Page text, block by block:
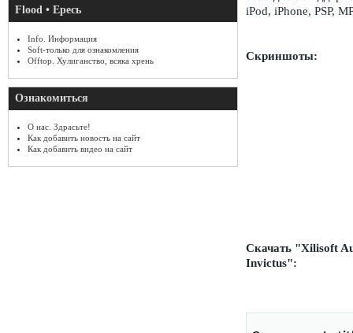
Flood • Ересь
Info. Информация
Soft-только для ознакомления
Offtop. Хулиганство, всяка хрень
Ознакомиться
О нас. Здрасьте!
Как добавить новость на сайт
Как добавить видео на сайт
iPod, iPhone, PSP,
Скриншоты:
Скачать "Xilisoft
Invictus":